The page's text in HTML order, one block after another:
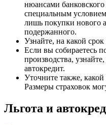
нюансами
специальным
лишь покупки нового
подержанного.
Узнайте, на какой срок
Если вы собираетесь
производства,
автокредит.
Уточните также,
Размеры страховок
Льгота и